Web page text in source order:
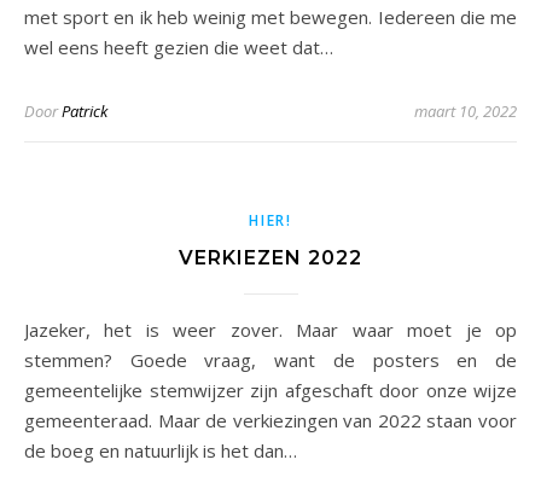
met sport en ik heb weinig met bewegen. Iedereen die me
wel eens heeft gezien die weet dat…
DoorPatrick maart 10, 2022
HIER!
VERKIEZEN 2022
Jazeker, het is weer zover. Maar waar moet je op
stemmen? Goede vraag, want de posters en de
gemeentelijke stemwijzer zijn afgeschaft door onze wijze
gemeenteraad. Maar de verkiezingen van 2022 staan voor
de boeg en natuurlijk is het dan…